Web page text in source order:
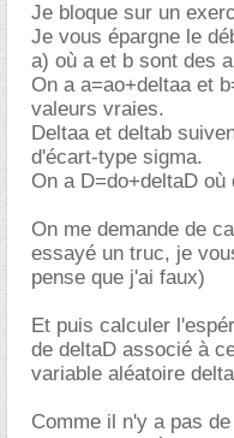
Je bloque sur un
Je vous épargne le
a) où a et b sont des
On a a=ao+deltaa et
valeurs vraies.
Deltaa et deltab
d'écart-type sigma.
On a D=do+deltaD
On me demande de
essayé un truc, je
pense que j'ai faux)
Et puis calculer
de deltaD associé à
variable aléatoire
Comme il n'y a pas